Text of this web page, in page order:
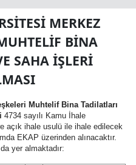
MERKEZ
BİNA
SAHA İŞLERİ
Muhtelif Bina Tadilatları
4734 sayılı Kamu İhale
açık ihale usulü ile ihale edilecek
EKAP üzerinden alınacaktır.
yer almaktadır: